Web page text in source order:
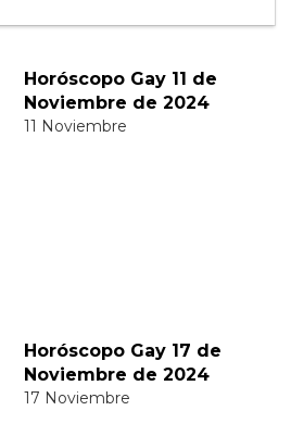
Horóscopo Gay 11 de
Noviembre de 2024
11 Noviembre
Horóscopo Gay 17 de
Noviembre de 2024
17 Noviembre